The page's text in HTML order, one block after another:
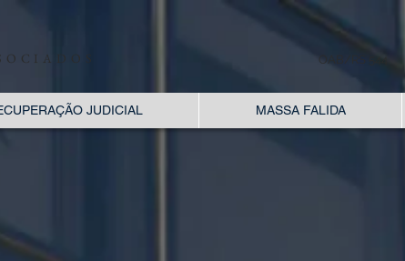
JUDICIAL MASSA FALIDA
OAB/RS 544